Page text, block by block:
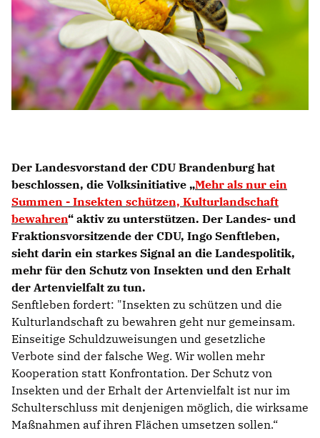
Der Landesvorstand der CDU Brandenburg hat
beschlossen, die VolksinitiativeMehr als nur ein
Summen - Insekten schützen, Kulturlandschaft
bewahren“ aktiv zu unterstützen. Der Landes- und
Fraktionsvorsitzende der CDU, Ingo Senftleben,
sieht darin ein starkes Signal an die Landespolitik,
mehr für den Schutz von Insekten und den Erhalt
der Artenvielfalt zu tun.
Senftleben fordert: "Insekten zu schützen und die
Kulturlandschaft zu bewahren geht nur gemeinsam.
Einseitige Schuldzuweisungen und gesetzliche
Verbote sind der falsche Weg. Wir wollen mehr
Kooperation statt Konfrontation. Der Schutz von
Insekten und der Erhalt der Artenvielfalt ist nur im
Schulterschluss mit denjenigen möglich, die wirksame
Maßnahmen auf ihren Flächen umsetzen sollen.“